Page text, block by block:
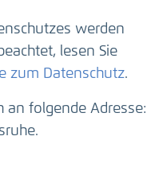
werden
lesen Sie
zum Datenschutz.
an folgende Adresse: